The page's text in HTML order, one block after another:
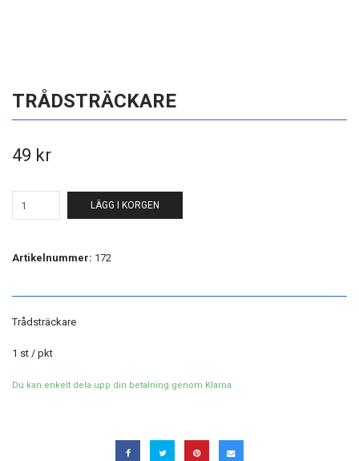
TRÅDSTRÄCKARE
49 kr
LÄGG I KORGEN
Artikelnummer: 172
Trådsträckare
1 st / pkt
Du kan enkelt dela upp din betalning genom Klarna